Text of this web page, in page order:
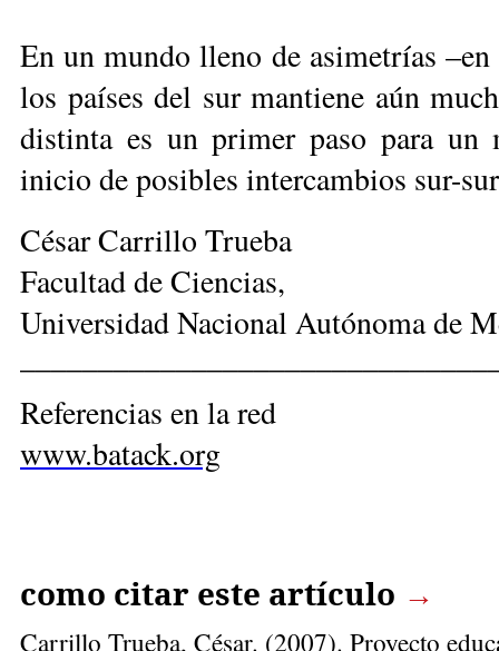
En un mundo lleno de asimetrías
los países del sur mantiene aún
distinta es un primer paso para un
inicio de posibles intercambios sur-
César Carrillo Trueba
Facultad de Ciencias,
Universidad Nacional Autónoma de
Referencias en la red
www.batack.org
como citar este artículo →
Carrillo Trueba, César. (2007). Proyecto